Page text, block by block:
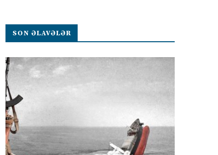
SON ƏLAVƏLƏR